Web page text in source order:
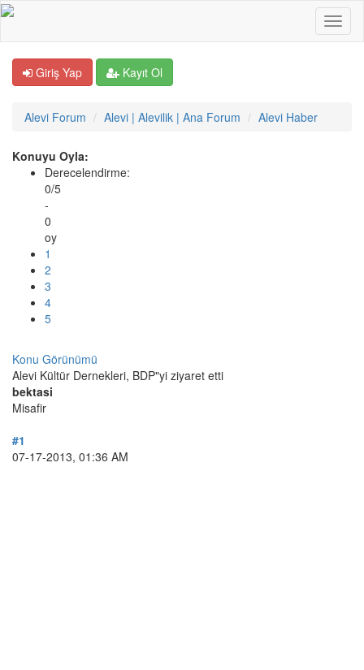
Giriş Yap Kayıt Ol
Alevi Forum Alevi | Alevilik | Ana Forum Alevi Haber
Konuyu Oyla:
Derecelendirme:
0/5
-
0
oy
1
2
3
4
5
Konu Görünümü
Alevi Kültür Dernekleri, BDP"yi ziyaret etti
bektasi
Misafir
#1
07-17-2013, 01:36 AM